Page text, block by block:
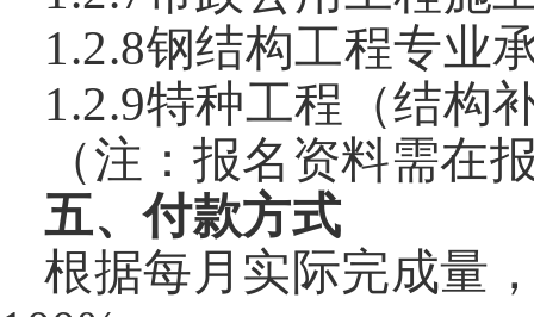
1.2.8钢结构工程专业
1.2.9特种工程（结构
（注：报名资料需在
五、付款方式
根据每月实际完成量